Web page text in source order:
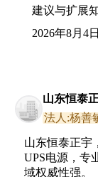
建议与扩展知
2026年8月4日
山东恒泰
法人:杨善
山东恒泰正宇
UPS电源，专
域权威性强。